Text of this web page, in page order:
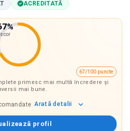
ACREDITATĂ
%
scor
67/100 puncte
primesc mai multă încredere și
mai bune.
Arată detalii
profil